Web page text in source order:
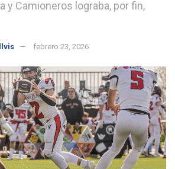
y Camioneros lograba, por fin,
febrero 23, 2026